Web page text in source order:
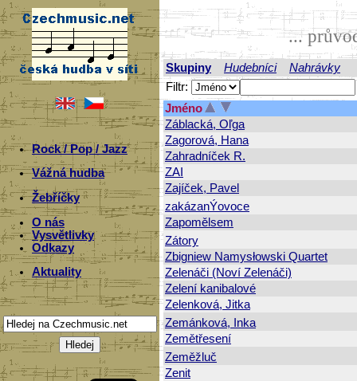
Rock / Pop / Jazz
Vážná hudba
Žebříčky
O nás
Vysvětlivky
Odkazy
Aktuality
...
Skupiny Hudebníci
Nahrávky
Filtr:
Jméno
Záblacká, Oľga
Zagorová, Hana
Zahradníček R.
ZAI
Zajíček, Pavel
zakázanÝovoce
Zapomělsem
Zátory
Zbigniew Namysłowski Quartet
Zelenáči (Noví Zelenáči)
Zelení kanibalové
Zelenková, Jitka
Zemánková, Inka
Zemětřesení
Zeměžluč
Zenit